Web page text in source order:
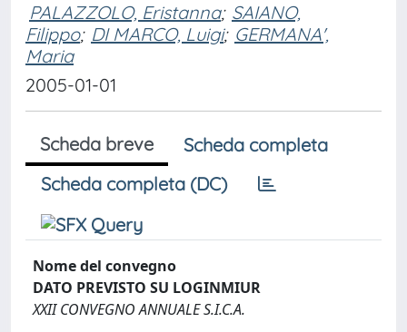
PALAZZOLO, Eristanna; SAIANO,
Filippo; DI MARCO, Luigi; GERMANA',
Maria
2005-01-01
Scheda breve
Scheda completa
Scheda completa (DC)
Nome del convegno
DATO PREVISTO SU LOGINMIUR
XXII CONVEGNO ANNUALE S.I.C.A.